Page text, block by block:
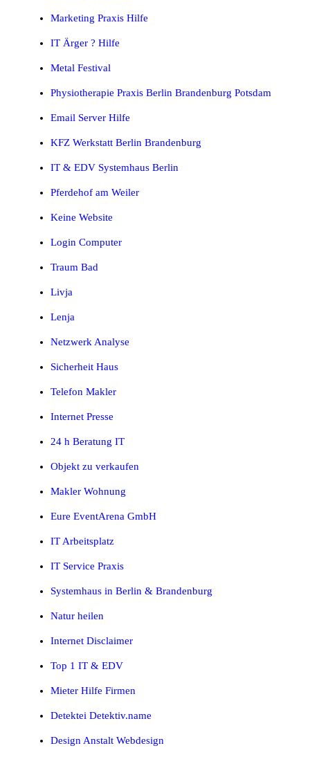
Marketing Praxis Hilfe
IT Ärger ? Hilfe
Metal Festival
Physiotherapie Praxis Berlin Brandenburg Potsdam
Email Server Hilfe
KFZ Werkstatt Berlin Brandenburg
IT & EDV Systemhaus Berlin
Pferdehof am Weiler
Keine Website
Login Computer
Traum Bad
Livja
Lenja
Netzwerk Analyse
Sicherheit Haus
Telefon Makler
Internet Presse
24 h Beratung IT
Objekt zu verkaufen
Makler Wohnung
Eure EventArena GmbH
IT Arbeitsplatz
IT Service Praxis
Systemhaus in Berlin & Brandenburg
Natur heilen
Internet Disclaimer
Top 1 IT & EDV
Mieter Hilfe Firmen
Detektei Detektiv.name
Design Anstalt Webdesign